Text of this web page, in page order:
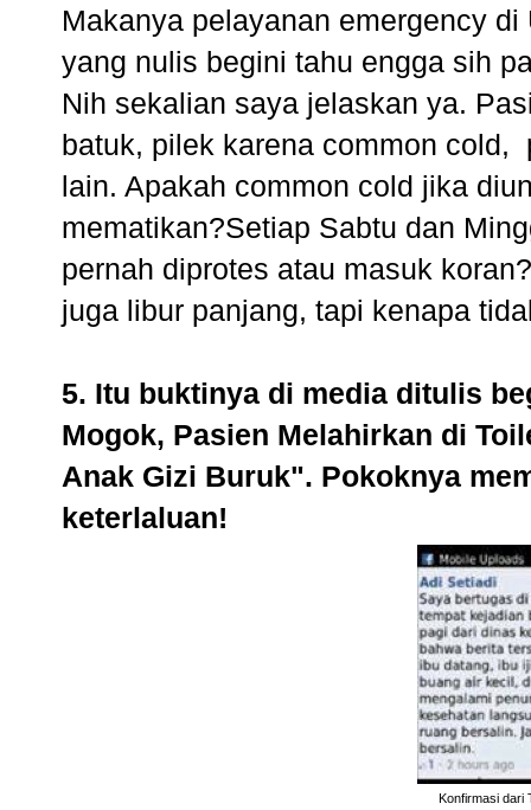
Makanya pelayanan emergency
yang nulis begini tahu engga sih
Nih sekalian saya jelaskan ya.
batuk, pilek karena common cold,
lain. Apakah common cold jika
mematikan?Setiap Sabtu dan
pernah diprotes atau masuk
juga libur panjang, tapi kenapa
5. Itu buktinya di media ditulis
Mogok, Pasien Melahirkan di
Anak Gizi Buruk". Pokoknya
keterlaluan!
Konfirmasi dari